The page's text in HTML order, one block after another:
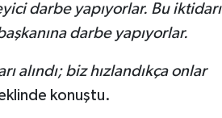
darbe yapıyorlar. Bu iktidarı
darbe yapıyorlar.
alındı; biz hızlandıkça onlar
konuştu.